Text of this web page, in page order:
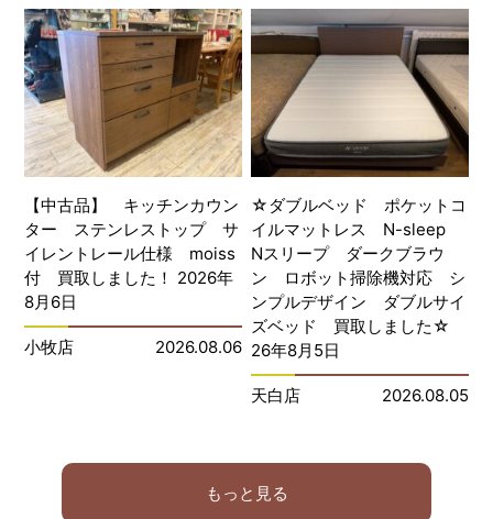
【中古品】 キッチンカウン
ター ステンレストップ サ
イレントレール仕様 moiss
付 買取しました！ 2026年
8月6日
小牧店 2026.08.06
☆ダブルベッド ポケットコ
イルマットレス N-sleep
Nスリープ ダークブラウ
ン ロボット掃除機対応 シ
ンプルデザイン ダブルサイ
ズベッド 買取しました☆
26年8月5日
天白店 2026.08.05
もっと見る